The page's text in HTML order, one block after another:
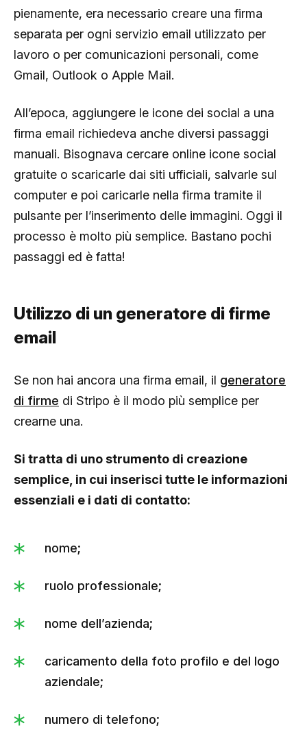
pienamente, era necessario creare una firma
separata per ogni servizio email utilizzato per
lavoro o per comunicazioni personali, come
Gmail, Outlook o Apple Mail.
All’epoca, aggiungere le icone dei social a una
firma email richiedeva anche diversi passaggi
manuali. Bisognava cercare online icone social
gratuite o scaricarle dai siti ufficiali, salvarle sul
computer e poi caricarle nella firma tramite il
pulsante per l’inserimento delle immagini. Oggi il
processo è molto più semplice. Bastano pochi
passaggi ed è fatta!
Utilizzo di un generatore di firme
email
Se non hai ancora una firma email, il generatore
di firme di Stripo è il modo più semplice per
crearne una.
Si tratta di uno strumento di creazione
semplice, in cui inserisci tutte le informazioni
essenziali e i dati di contatto:
nome;
ruolo professionale;
nome dell’azienda;
caricamento della foto profilo e del logo
aziendale;
numero di telefono;